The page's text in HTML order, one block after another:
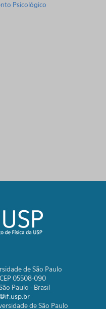
Psicológico
de São Paulo
05508-090
Paulo - Brasil
de São Paulo